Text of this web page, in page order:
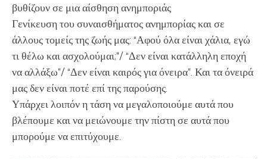
βυθίζουν σε μια αίσθηση ανημποριάς
Γενίκευση του συναισθήματος ανημπορίας και σε
άλλους τομείς της ζωής μας: “Αφού όλα είναι χάλια, εγώ
τι θέλω και ασχολούμαι;”/ “Δεν είναι κατάλληλη εποχή
να αλλάξω”/ “Δεν είναι καιρός για όνειρα”. Και τα όνειρά
μας δεν είναι ποτέ επί της παρούσης.
Υπάρχει λοιπόν η τάση να μεγαλοποιούμε αυτά που
βλέπουμε και να μειώνουμε την πίστη σε αυτά που
μπορούμε να επιτύχουμε.